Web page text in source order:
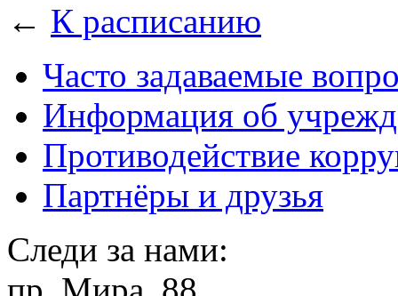
← К расписанию
Часто задаваемые
Информация об
Противодействие
Партнёры и друзья
Следи за нами: